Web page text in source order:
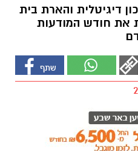
דיגיטלית והארת בית
את חודש המודעות